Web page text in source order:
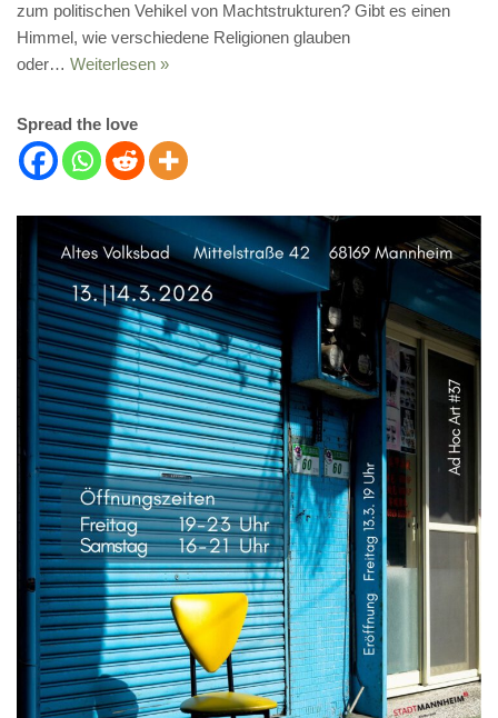
zum politischen Vehikel von Machtstrukturen? Gibt es einen
Himmel, wie verschiedene Religionen glauben
oder… Weiterlesen »
Spread the love